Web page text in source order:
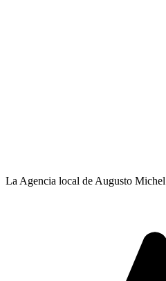
La Agencia local de Augusto Michel